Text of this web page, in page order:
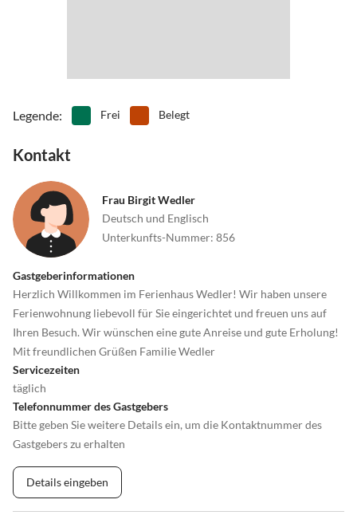
Legende: Frei Belegt
Kontakt
Frau Birgit Wedler
Deutsch und Englisch
Unterkunfts-Nummer: 856
Gastgeberinformationen
Herzlich Willkommen im Ferienhaus Wedler! Wir haben unsere
Ferienwohnung liebevoll für Sie eingerichtet und freuen uns auf
Ihren Besuch. Wir wünschen eine gute Anreise und gute Erholung!
Mit freundlichen Grüßen Familie Wedler
Servicezeiten
täglich
Telefonnummer des Gastgebers
Bitte geben Sie weitere Details ein, um die Kontaktnummer des
Gastgebers zu erhalten
Details eingeben